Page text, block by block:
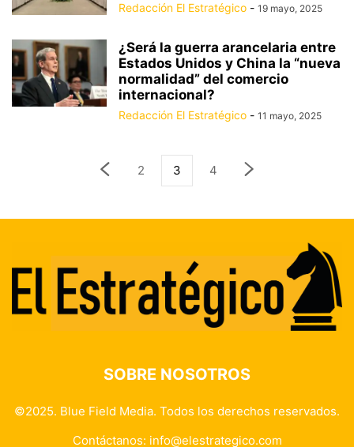
Redacción El Estratégico - 19 mayo, 2025
¿Será la guerra arancelaria entre
Estados Unidos y China la “nueva
normalidad” del comercio
internacional?
Redacción El Estratégico - 11 mayo, 2025
2 3 4
SOBRE NOSOTROS
©2025. Blue Field Media. Todos los derechos reservados.
Contáctanos: info@elestrategico.com